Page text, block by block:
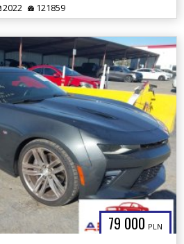
2022 121859
79 000 PLN